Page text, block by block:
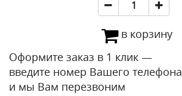
в корзину
Оформите заказ в 1 клик —
введите номер Вашего телефона
и мы Вам перезвоним